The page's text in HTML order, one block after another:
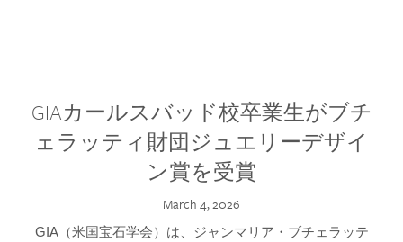
GIAカールスバッド校卒業生がブチ
ェラッティ財団ジュエリーデザイ
ン賞を受賞
March 4, 2026
GIA（米国宝石学会）は、ジャンマリア・ブチェラッテ